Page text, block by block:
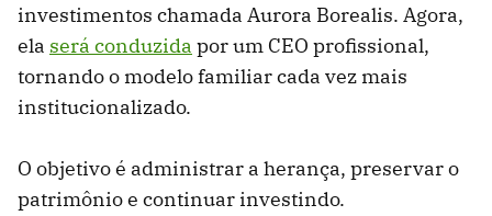
investimentos chamada Aurora Borealis. Agora,
ela será conduzida por um CEO profissional,
tornando o modelo familiar cada vez mais
institucionalizado.
O objetivo é administrar a herança, preservar o
patrimônio e continuar investindo.